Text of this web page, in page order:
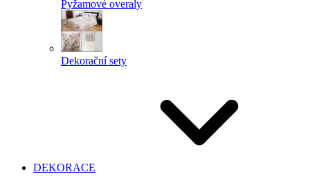
Pyžamové overaly
Dekorační sety
DEKORACE